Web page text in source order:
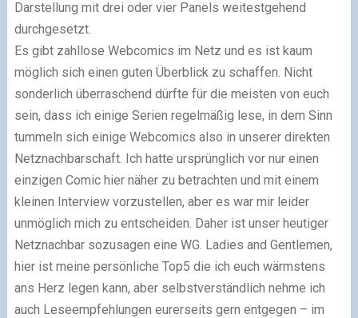
Darstellung mit drei oder vier Panels weitestgehend
durchgesetzt.
Es gibt zahllose Webcomics im Netz und es ist kaum
möglich sich einen guten Überblick zu schaffen. Nicht
sonderlich überraschend dürfte für die meisten von euch
sein, dass ich einige Serien regelmäßig lese, in dem Sinn
tummeln sich einige Webcomics also in unserer direkten
Netznachbarschaft. Ich hatte ursprünglich vor nur einen
einzigen Comic hier näher zu betrachten und mit einem
kleinen Interview vorzustellen, aber es war mir leider
unmöglich mich zu entscheiden. Daher ist unser heutiger
Netznachbar sozusagen eine WG. Ladies and Gentlemen,
hier ist meine persönliche Top5 die ich euch wärmstens
ans Herz legen kann, aber selbstverständlich nehme ich
auch Leseempfehlungen eurerseits gern entgegen – im